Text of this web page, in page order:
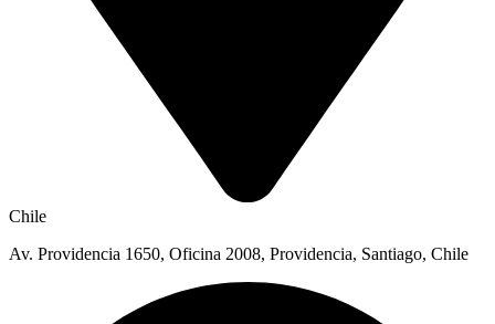
Chile
Av. Providencia 1650, Oficina 2008, Providencia, Santiago, Chile